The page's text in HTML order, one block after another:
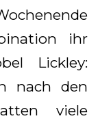
ihr
Lickley:
nach den
viele